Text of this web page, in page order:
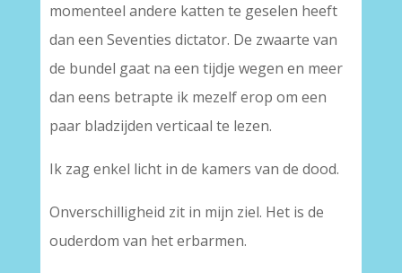
momenteel andere katten te geselen heeft
dan een Seventies dictator. De zwaarte van
de bundel gaat na een tijdje wegen en meer
dan eens betrapte ik mezelf erop om een
paar bladzijden verticaal te lezen.
Ik zag enkel licht in de kamers van de dood.
Onverschilligheid zit in mijn ziel. Het is de
ouderdom van het erbarmen.